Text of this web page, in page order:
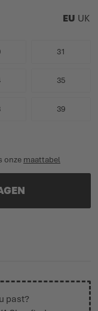
EU UK
31
35
39
onze maattabel
past?